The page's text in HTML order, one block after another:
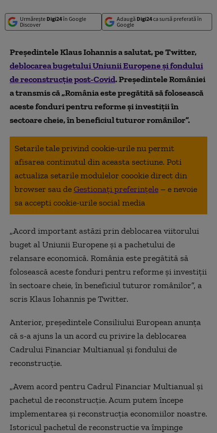
Urmărește Digi24în Google
Discover
Adaugă Digi24ca sursă preferată în
Google
Președintele Klaus Iohannis a salutat, pe Twitter,
deblocarea bugetului Uniunii Europene și fondului
de reconstrucție post-Covid. Președintele României
a transmis că „România este pregătită să folosească
aceste fonduri pentru reforme și investiții în
sectoare cheie, în beneficiul tuturor românilor”.
Setarile tale privind cookie-urile nu permit
afisarea continutul din aceasta sectiune. Poti
actualiza setarile modulelor coookie direct din
browser sau deGestionați preferințele – e nevoie
sa accepti cookie-urile social media
„Acord important astăzi prin deblocarea viitorului
buget al Uniunii Europene și a pachetului de
relansare economică. România este pregătită să
folosească aceste fonduri pentru reforme și investiții
în sectoare cheie, în beneficiul tuturor românilor”, a
scris Klaus Iohannis pe Twitter.
Anterior, președintele Consiliului European anunța
că s-a ajuns la un acord cu privire la deblocarea
Cadrului Financiar Multianual și fondului de
reconstrucție.
„Avem acord pentru Cadrul Financiar Multianual și
pachetul de reconstrucție. Acum putem începe
implementarea și reconstrucția economiilor noastre.
Istoricul pachetul de reconstructie va împinge